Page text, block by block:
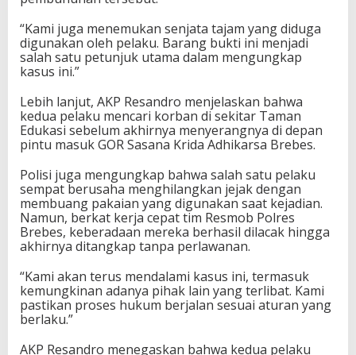
“Kami juga menemukan senjata tajam yang diduga
digunakan oleh pelaku. Barang bukti ini menjadi
salah satu petunjuk utama dalam mengungkap
kasus ini.”
Lebih lanjut, AKP Resandro menjelaskan bahwa
kedua pelaku mencari korban di sekitar Taman
Edukasi sebelum akhirnya menyerangnya di depan
pintu masuk GOR Sasana Krida Adhikarsa Brebes.
Polisi juga mengungkap bahwa salah satu pelaku
sempat berusaha menghilangkan jejak dengan
membuang pakaian yang digunakan saat kejadian.
Namun, berkat kerja cepat tim Resmob Polres
Brebes, keberadaan mereka berhasil dilacak hingga
akhirnya ditangkap tanpa perlawanan.
“Kami akan terus mendalami kasus ini, termasuk
kemungkinan adanya pihak lain yang terlibat. Kami
pastikan proses hukum berjalan sesuai aturan yang
berlaku.”
AKP Resandro menegaskan bahwa kedua pelaku